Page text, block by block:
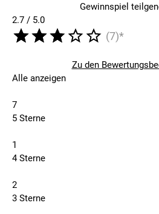
Gewinnspiel
2.7 / 5.0
(7)*
Zu den
Alle anzeigen
7
5 Sterne
1
4 Sterne
2
3 Sterne